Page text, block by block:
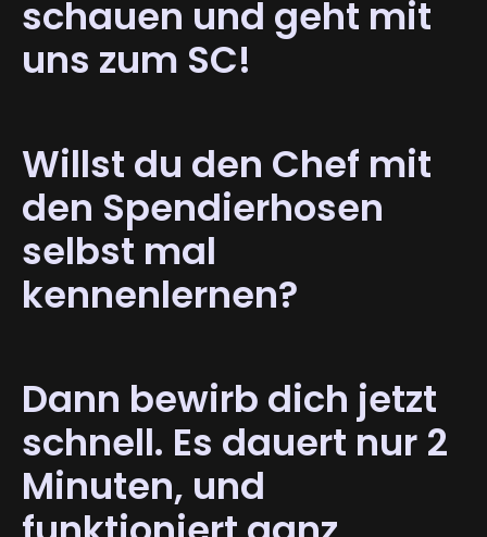
schauen und geht mit
uns zum SC!
Willst du den Chef mit
den Spendierhosen
selbst mal
kennenlernen?
Dann bewirb dich jetzt
schnell. Es dauert nur 2
Minuten, und